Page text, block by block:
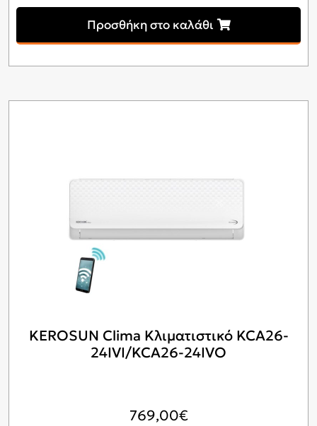
Προσθήκη στο καλάθι
KEROSUN Clima Κλιματιστικό KCA26-
24IVI/KCA26-24IVO
769,00€